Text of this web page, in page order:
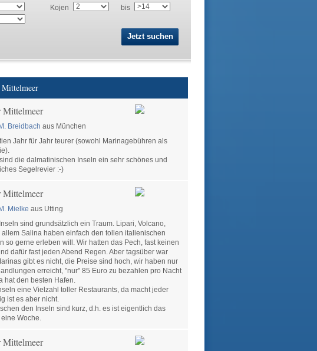
M. Breidbach aus München
Jahr für Jahr teurer (sowohl Marinagebühren als
die dalmatinischen Inseln ein sehr schönes und
Segelrevier :-)
M. Mielke aus Utting
sind grundsätzlich ein Traum. Lipari, Volcano,
allem Salina haben einfach den tollen italienischen
so gerne erleben will. Wir hatten das Pech, fast keinen
dafür fast jeden Abend Regen. Aber tagsüber war
gibt es nicht, die Preise sind hoch, wir haben nur
erreicht, "nur" 85 Euro zu bezahlen pro Nacht
hat den besten Hafen.
eine Vielzahl toller Restaurants, da macht jeder
ist es aber nicht.
den Inseln sind kurz, d.h. es ist eigentlich das
Woche.
Kojen bis
Jetzt suchen